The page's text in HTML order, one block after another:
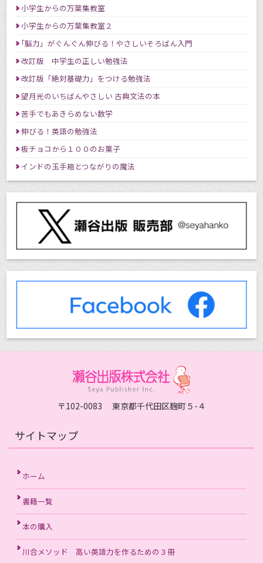
小学生からの万葉集教室
小学生からの万葉集教室２
｢脳力」がぐんぐん伸びる！やさしいそろばん入門
改訂版 中学生の正しい勉強法
改訂版「絶対基礎力」をつける勉強法
望月光のいちばんやさしい 古典文法の本
苦手でもあきらめない数学
伸びる！英語の勉強法
板チョコから１００のお菓子
インドの玉手箱とつながりの魔法
〒102-0083 東京都千代田区麹町５-４
サイトマップ
ホーム
書籍一覧
本の購入
川合メソッド 高い英語力を作るための３冊